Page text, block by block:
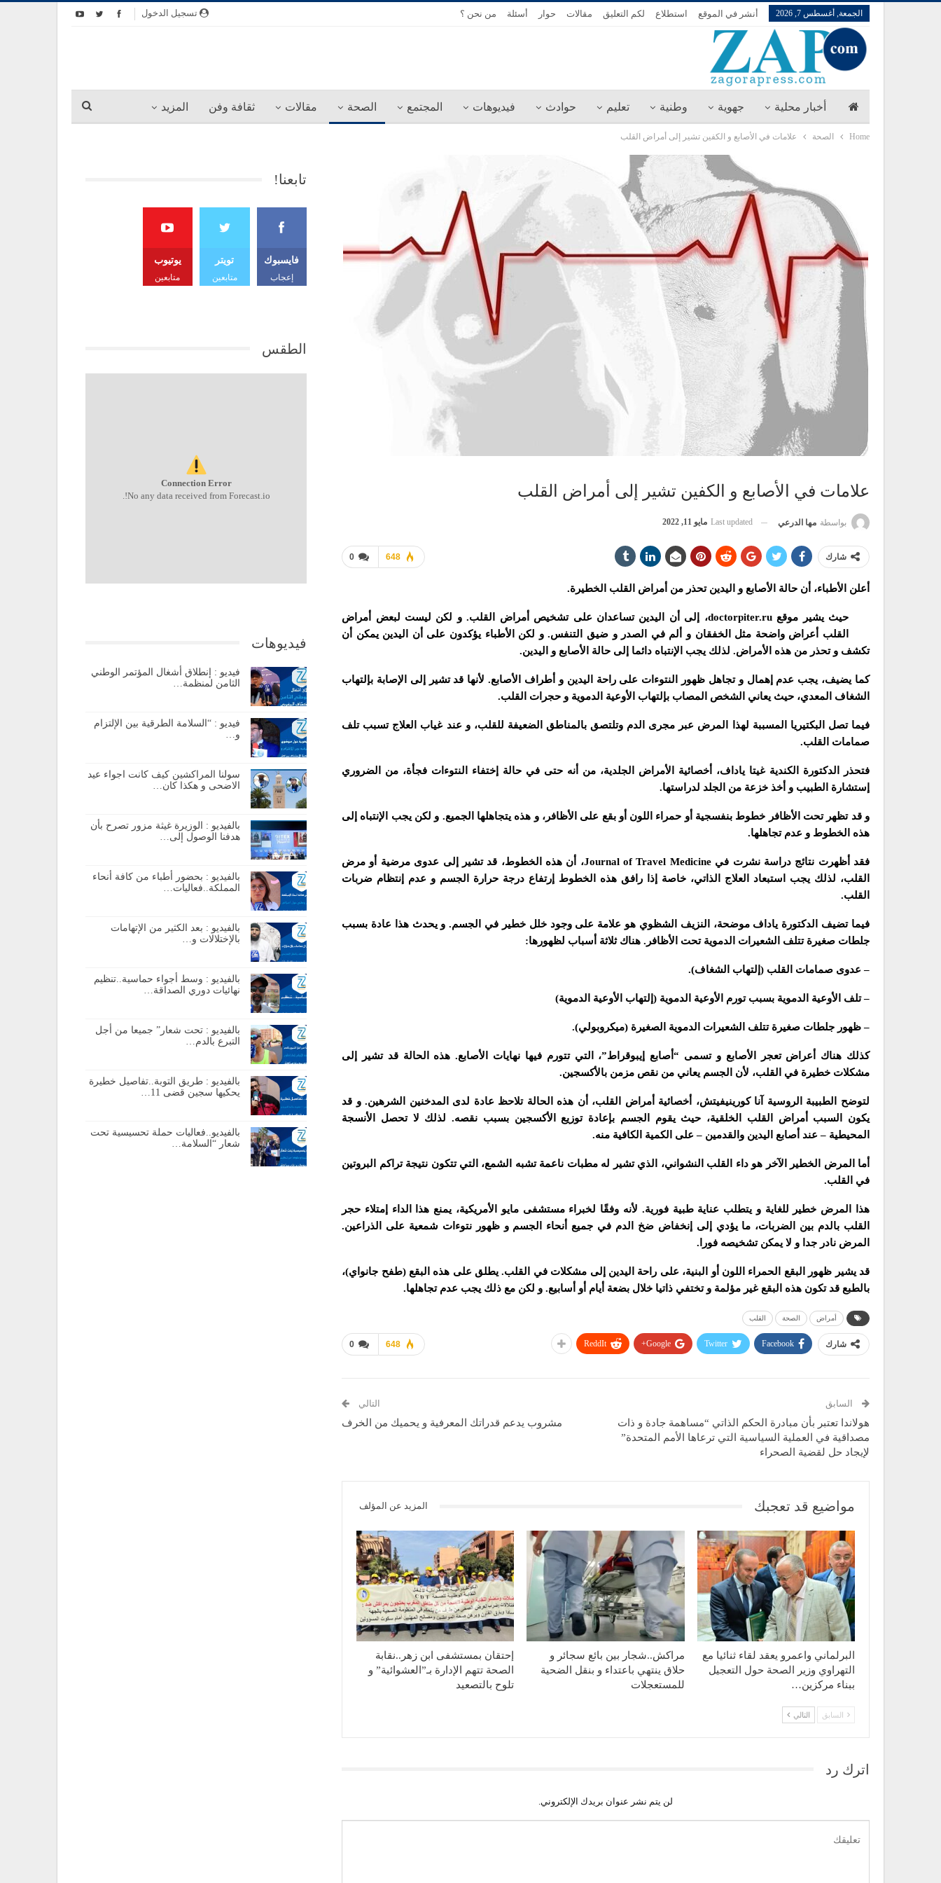
تسجيل الدخول الجمعة, أغسطس 7, 2026 أنشر في الموقع استطلاع لكم التعليق مقالات حوار أسئلة من نحن ؟
أخبار محلية جهوية وطنية تعليم حوادث فيديوهات المجتمع الصحة مقالات ثقافة وفن المزيد
Home الصحة علامات في الأصابع و الكفين تشير إلى أمراض القلب
علامات في الأصابع و الكفين تشير إلى أمراض القلب
بواسطة مها الدرعي Last updated مايو 11, 2022
0 648 شارك
أعلن الأطباء، أن حالة الأصابع و اليدين تحذر من أمراض القلب الخطيرة.
حيث يشير موقع doctorpiter.ru، إلى أن اليدين تساعدان على تشخيص أمراض القلب. و لكن ليست لبعض أمراض
القلب أعراض واضحة مثل الخفقان و ألم في الصدر و ضيق التنفس. و لكن الأطباء يؤكدون على أن اليدين يمكن أن
تكشف و تحذر من هذه الأمراض. لذلك يجب الإنتباه دائما إلى حالة الأصابع و اليدين.
كما يضيف، يجب عدم إهمال و تجاهل ظهور النتوءات على راحة اليدين و أطراف الأصابع. لأنها قد تشير إلى الإصابة بإلتهاب
الشغاف المعدي، حيث يعاني الشخص المصاب بإلتهاب الأوعية الدموية و حجرات القلب.
فيما تصل البكتيريا المسببة لهذا المرض عبر مجرى الدم وتلتصق بالمناطق الضعيفة للقلب، و عند غياب العلاج تسبب تلف
صمامات القلب.
فتحذر الدكتورة الكندية غيتا ياداف، أخصائية الأمراض الجلدية، من أنه حتى في حالة إختفاء النتوءات فجأة، من الضروري
إستشارة الطبيب و أخذ خزعة من الجلد لدراستها.
و قد تظهر تحت الأظافر خطوط بنفسجية أو حمراء اللون أو بقع على الأظافر، و هذه يتجاهلها الجميع. و لكن يجب الإنتباه إلى
هذه الخطوط و عدم تجاهلها.
فقد أظهرت نتائج دراسة نشرت في Journal of Travel Medicine، أن هذه الخطوط، قد تشير إلى عدوى مرضية أو مرض
القلب، لذلك يجب استبعاد العلاج الذاتي، خاصة إذا رافق هذه الخطوط إرتفاع درجة حرارة الجسم و عدم إنتظام ضربات
القلب.
فيما تضيف الدكتورة ياداف موضحة، النزيف الشظوي هو علامة على وجود خلل خطير في الجسم. و يحدث هذا عادة بسبب
جلطات صغيرة تتلف الشعيرات الدموية تحت الأظافر. هناك ثلاثة أسباب لظهورها:
– عدوى صمامات القلب (إلتهاب الشغاف).
– تلف الأوعية الدموية بسبب تورم الأوعية الدموية (إلتهاب الأوعية الدموية)
– ظهور جلطات صغيرة تتلف الشعيرات الدموية الصغيرة (ميكروبولي).
كذلك هناك أعراض تعجر الأصابع و تسمى “أصابع إيبوقراط”، التي تتورم فيها نهايات الأصابع. هذه الحالة قد تشير إلى
مشكلات خطيرة في القلب، لأن الجسم يعاني من نقص مزمن بالأكسجين.
لتوضح الطبيبة الروسية آنا كورينيفيتش، أخصائية أمراض القلب، أن هذه الحالة تلاحظ عادة لدى المدخنين الشرهين. و قد
يكون السبب أمراض القلب الخلقية، حيث يقوم الجسم بإعادة توزيع الأكسجين بسبب نقصه. لذلك لا تحصل الأنسجة
المحيطية – عند أصابع اليدين والقدمين – على الكمية الكافية منه.
أما المرض الخطير الآخر هو داء القلب النشواني، الذي تشير له مطبات ناعمة تشبه الشمع، التي تتكون نتيجة تراكم البروتين
في القلب.
هذا المرض خطير للغاية و يتطلب عناية طبية فورية. لأنه وفقًا لخبراء مستشفى مايو الأمريكية، يمنع هذا الداء إمتلاء حجر
القلب بالدم بين الضربات، ما يؤدي إلى إنخفاض ضخ الدم في جميع أنحاء الجسم و ظهور نتوءات شمعية على الذراعين.
المرض نادر جدا و لا يمكن تشخيصه فورا.
قد يشير ظهور البقع الحمراء اللون أو البنية، على راحة اليدين إلى مشكلات في القلب. يطلق على هذه البقع (طفح جانواي)،
بالطبع قد تكون هذه البقع غير مؤلمة و تختفي ذاتيا خلال بضعة أيام أو أسابيع. و لكن مع ذلك يجب عدم تجاهلها.
أمراض الصحة القلب
0 648 شارك Facebook
Twitter
Google+
ReddIt
السابق
هولاندا تعتبر بأن مبادرة الحكم الذاتي “مساهمة جادة و ذات
مصداقية في العملية السياسية التي ترعاها الأمم المتحدة”
لإيجاد حل لقضية الصحراء
التالي
مشروب يدعم قدراتك المعرفية و يحميك من الخرف
مواضيع قد تعجبك المزيد عن المؤلف
البرلماني واعمرو يعقد لقاء ثنائيا مع
التهراوي وزير الصحة حول التعجيل
ببناء مركزين…
مراكش..شجار بين بائع سجائر و
حلاق ينتهي باعتداء و بنقل الضحية
للمستعجلات
إحتقان بمستشفى ابن زهر..نقابة
الصحة تتهم الإدارة بـ”العشوائية” و
تلوح بالتصعيد
السابق التالي
اترك رد
لن يتم نشر عنوان بريدك الإلكتروني.
تابعنا!
فايسبوك
إعجاب
تويتر
متابعين
يوتيوب
متابعين
الطقس
Connection Error
No any data received from Forecast.io!.
فيديوهات
فيديو : إنطلاق أشغال المؤتمر الوطني
الثامن لمنظمة…
فيديو : “السلامة الطرقية بين الإلتزام
و…
سولنا المراكشين كيف كانت اجواء عيد
الاضحى و هكذا كان…
بالفيديو : الوزيرة غيثة مزور تصرح بأن
هدفنا الوصول إلى…
بالفيديو : بحضور أطباء من كافة أنحاء
المملكة..فعاليات…
بالفيديو : بعد الكثير من الإتهامات
بالإختلالات و…
بالفيديو : وسط أجواء حماسية..تنظيم
نهائيات دوري الصداقة…
بالفيديو : تحت شعار” جميعا من أجل
التبرع بالدم…
بالفيديو : طريق التوبة..تفاصيل خطيرة
يحكيها سجين قضى 11…
بالفيديو..فعاليات حملة تحسيسية تحت
شعار “السلامة…